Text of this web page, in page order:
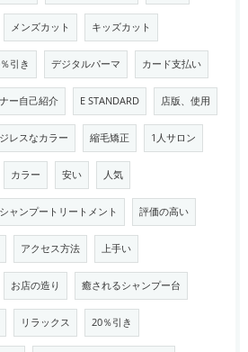
メンズカット キッズカット
引き デジタルパーマ カード支払い
ー自己紹介 E STANDARD 店版、使用
レスなカラー 縮毛矯正 1人サロン
カラー 安い 人気
ャンプートリートメント 評価の高い
アクセス方法 上手い
お店の造り 癒されるシャンプー台
リラックス 20％引き